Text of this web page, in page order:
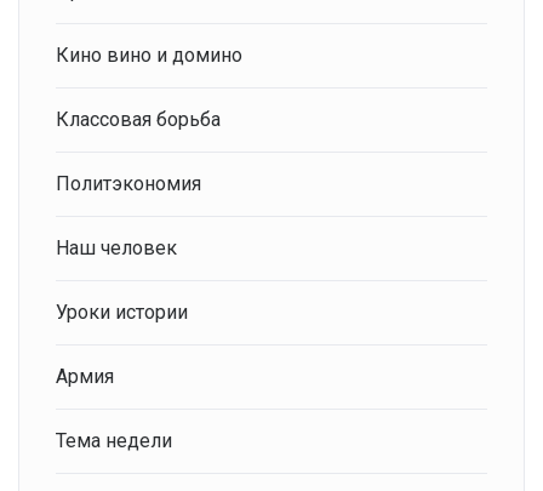
Кино вино и домино
Классовая борьба
Политэкономия
Наш человек
Уроки истории
Армия
Тема недели